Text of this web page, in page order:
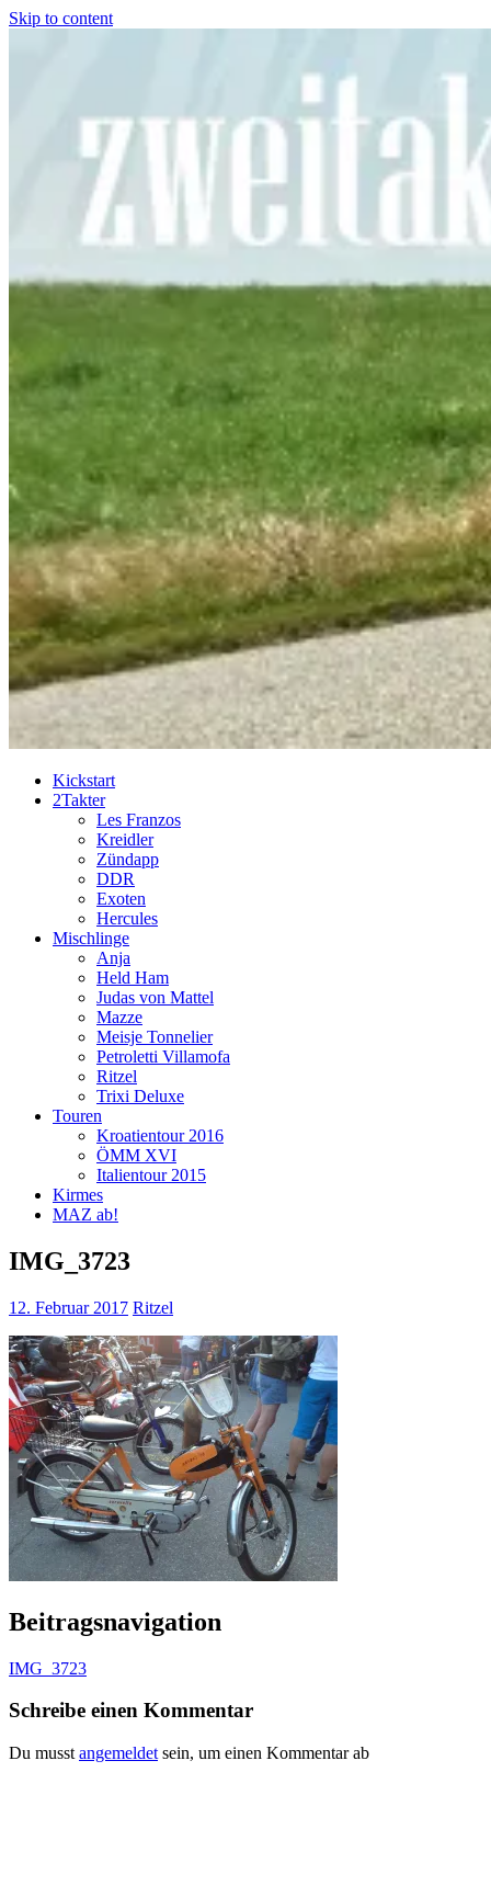
Skip to content
Kickstart
2Takter
Les Franzos
Kreidler
Zündapp
DDR
Exoten
Hercules
Mischlinge
Anja
Held Ham
Judas von Mattel
Mazze
Meisje Tonnelier
Petroletti Villamofa
Ritzel
Trixi Deluxe
Touren
Kroatientour 2016
ÖMM XVI
Italientour 2015
Kirmes
MAZ ab!
IMG_3723
12. Februar 2017 Ritzel
Beitragsnavigation
IMG_3723
Schreibe einen Kommentar
Du musst angemeldet sein, um einen Kommentar ab